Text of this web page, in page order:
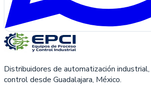
Distribuidores de automatización
control desde Guadalajara, México.